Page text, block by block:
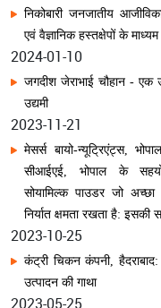
एवं वैज्ञानिक हस्तक्षेपों के
2024-01-10
जगदीश जेराभाई चौहान - एक
उद्यमी
2023-11-21
मेसर्स बायो-न्यूट्रिएंट्स,
सीआईएई, भोपाल के
सोयामिल्क पाउडर जो अच्छा
निर्यात क्षमता रखता है: इसकी
2023-10-25
कंट्री चिकन कंपनी,
उत्पादन की गाथा
2023-05-25